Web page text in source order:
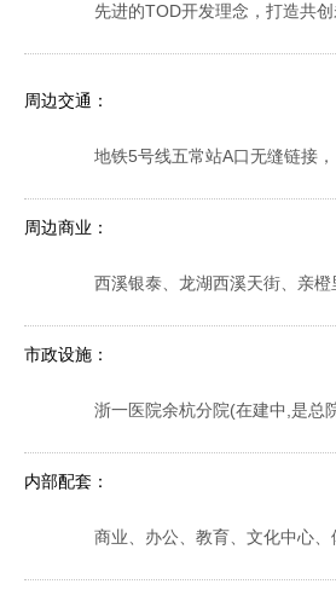
先进的TOD开发理念，打造共创
周边交通：
地铁5号线五常站A口无缝链接
周边商业：
西溪银泰、龙湖西溪天街、亲
市政设施：
浙一医院余杭分院(在建中,是总
内部配套：
商业、办公、教育、文化中心